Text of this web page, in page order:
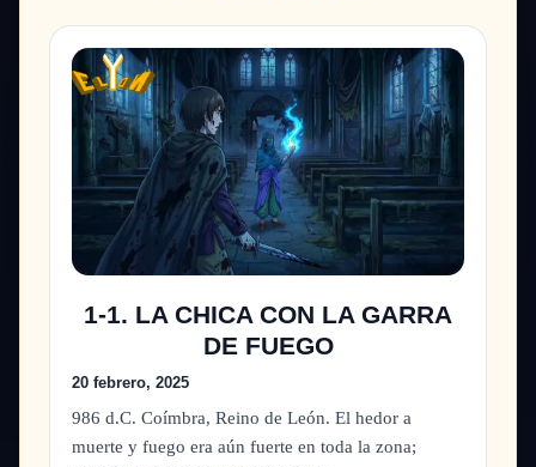
1-1. LA CHICA CON LA GARRA
DE FUEGO
20 febrero, 2025
986 d.C. Coímbra, Reino de León. El hedor a
muerte y fuego era aún fuerte en toda la zona;